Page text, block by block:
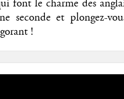
font le charme des
seconde et plongez-
!